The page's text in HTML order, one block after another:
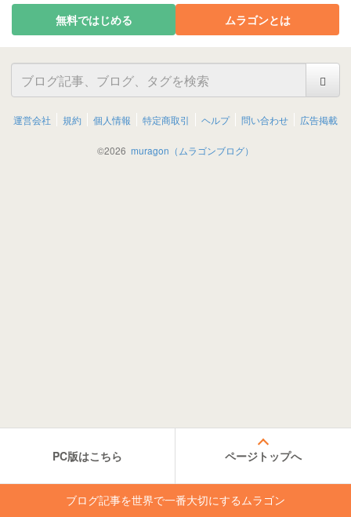
無料ではじめる ムラゴンとは
運営会社 規約 個人情報 特定商取引 ヘルプ 問い合わせ 広告掲載
©2026 muragon（ムラゴンブログ）
PC版はこちら ページトップへ
ブログ記事を世界で一番大切にするムラゴン